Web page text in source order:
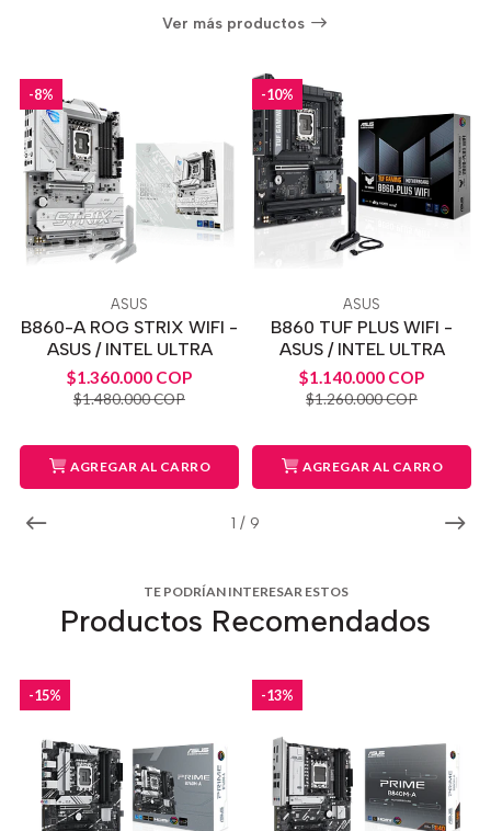
Ver más productos
1 / 9
-8%
ASUS
B860-A ROG STRIX WIFI -
ASUS / INTEL ULTRA
$1.360.000 COP
$1.480.000 COP
AGREGAR AL CARRO
-10%
ASUS
B860 TUF PLUS WIFI -
ASUS / INTEL ULTRA
$1.140.000 COP
$1.260.000 COP
AGREGAR AL CARRO
TE PODRÍAN INTERESAR ESTOS
Productos Recomendados
-15% -13%